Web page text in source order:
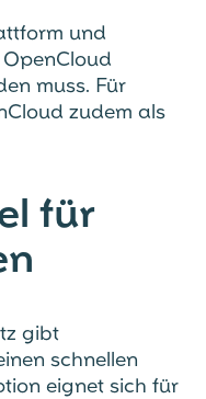
und
muss. Für
zudem als
für
gibt
schnellen
eignet sich für